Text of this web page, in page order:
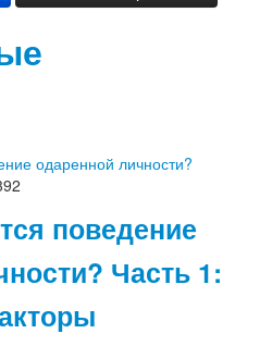
поведение
Часть 1: